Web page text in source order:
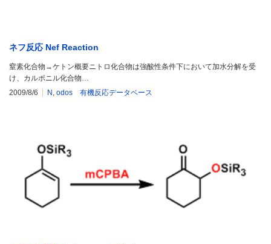
ネフ反応 Nef Reaction
窒素化合物→ケトン概要ニトロ化合物は強酸性条件下において加水分解を受
け、カルボニル化合物…
2009/8/6
N odos 有機反応データベース